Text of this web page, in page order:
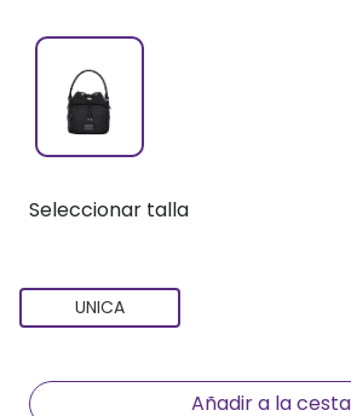
Seleccionar talla
UNICA